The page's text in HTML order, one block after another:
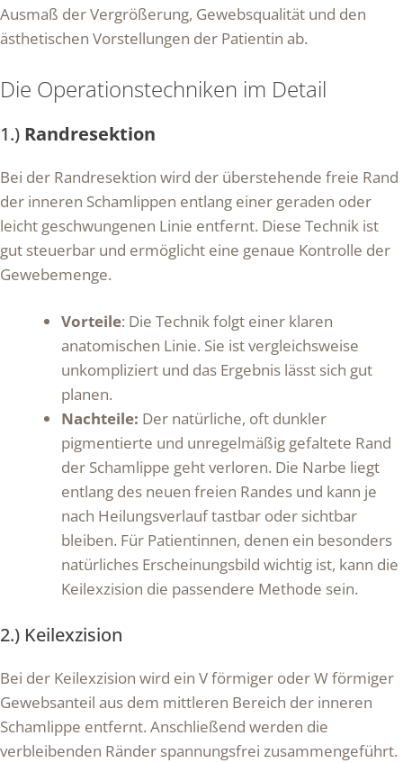
Ausmaß der Vergrößerung, Gewebsqualität und den
ästhetischen Vorstellungen der Patientin ab.
Die Operationstechniken im Detail
1.) Randresektion
Bei der Randresektion wird der überstehende freie Rand
der inneren Schamlippen entlang einer geraden oder
leicht geschwungenen Linie entfernt. Diese Technik ist
gut steuerbar und ermöglicht eine genaue Kontrolle der
Gewebemenge.
Vorteile: Die Technik folgt einer klaren
anatomischen Linie. Sie ist vergleichsweise
unkompliziert und das Ergebnis lässt sich gut
planen.
Nachteile: Der natürliche, oft dunkler
pigmentierte und unregelmäßig gefaltete Rand
der Schamlippe geht verloren. Die Narbe liegt
entlang des neuen freien Randes und kann je
nach Heilungsverlauf tastbar oder sichtbar
bleiben. Für Patientinnen, denen ein besonders
natürliches Erscheinungsbild wichtig ist, kann die
Keilexzision die passendere Methode sein.
2.) Keilexzision
Bei der Keilexzision wird ein V förmiger oder W förmiger
Gewebsanteil aus dem mittleren Bereich der inneren
Schamlippe entfernt. Anschließend werden die
verbleibenden Ränder spannungsfrei zusammengeführt.